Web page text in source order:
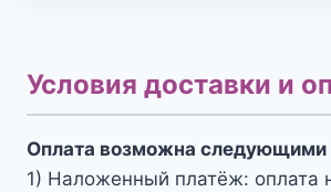
Условия доставки и
Оплата возможна следующими
1) Наложенный платёж: оплата